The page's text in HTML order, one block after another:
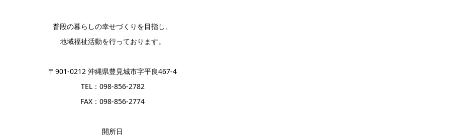
普段の暮らしの幸せづくりを目指し、
地域福祉活動を行っております。
〒901-0212 沖縄県豊見城市字平良467-4
TEL：098-856-2782
FAX：098-856-2774
開所日